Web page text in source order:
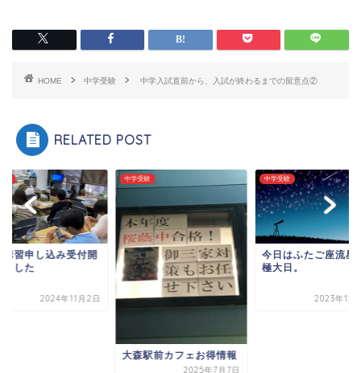
HOME 中学受験 中学入試直前から、入試が終わるまでの留意点②
RELATED POST
講習申し込み受付開
ました
2024年11月2日
中学受験
大森駅前カフェお得情報
2025年7月7日
中学受験
今日はふたご座流星
極大日。
2023年12